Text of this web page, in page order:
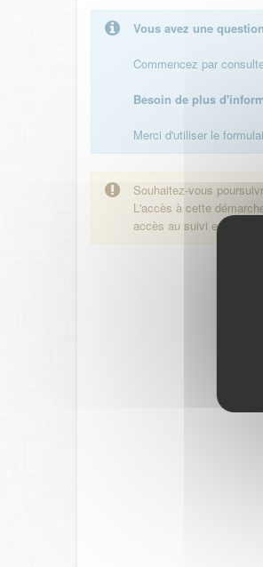
Vous avez une
Commencez par
Besoin de plus
Merci d'utiliser le
Souhaitez-vous
L'accès à cette
accès au suivi en ligne